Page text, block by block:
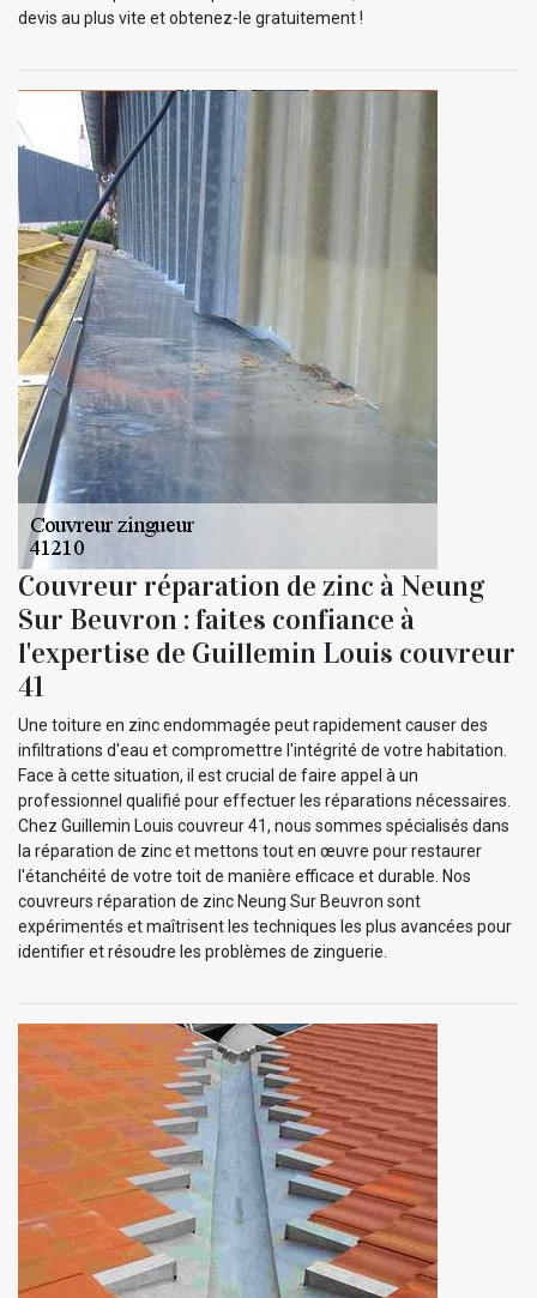
devis au plus vite et obtenez-le gratuitement !
Couvreur réparation de zinc à Neung
Sur Beuvron : faites confiance à
l'expertise de Guillemin Louis couvreur
41
Une toiture en zinc endommagée peut rapidement causer des
infiltrations d'eau et compromettre l'intégrité de votre habitation.
Face à cette situation, il est crucial de faire appel à un
professionnel qualifié pour effectuer les réparations nécessaires.
Chez Guillemin Louis couvreur 41, nous sommes spécialisés dans
la réparation de zinc et mettons tout en œuvre pour restaurer
l'étanchéité de votre toit de manière efficace et durable. Nos
couvreurs réparation de zinc Neung Sur Beuvron sont
expérimentés et maîtrisent les techniques les plus avancées pour
identifier et résoudre les problèmes de zinguerie.